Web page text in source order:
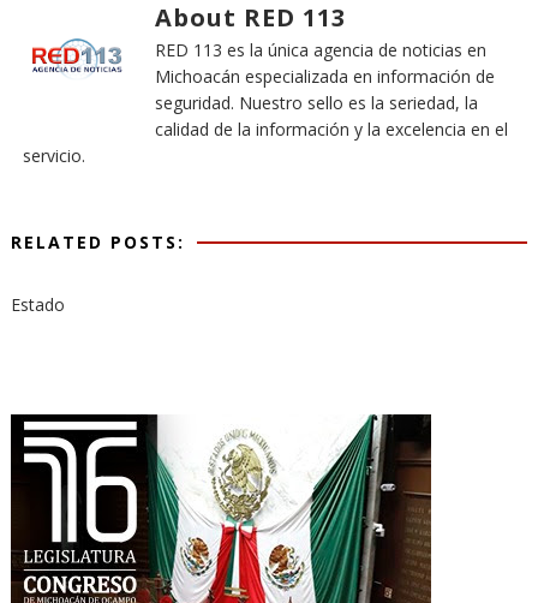
About RED 113
RED 113 es la única agencia de noticias en
Michoacán especializada en información de
seguridad. Nuestro sello es la seriedad, la
calidad de la información y la excelencia en el
servicio.
RELATED POSTS:
Estado